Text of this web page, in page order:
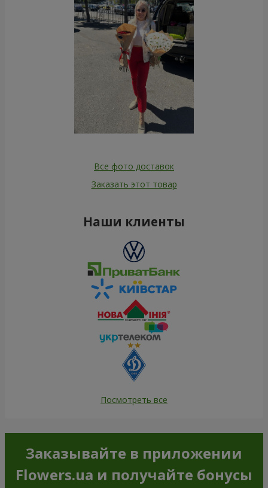
Все фото доставок
Заказать этот товар
Наши клиенты
Посмотреть все
Заказывайте в приложении
Flowers.ua и получайте бонусы